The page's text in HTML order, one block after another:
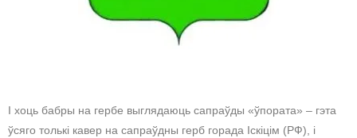
І хоць бабры на гербе выглядаюць сапраўды «ўпората» – гэта
ўсяго толькі кавер на сапраўдны герб горада Іскіцім (РФ), і